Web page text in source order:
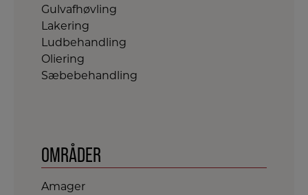
Gulvafhøvling
Lakering
Ludbehandling
Oliering
Sæbebehandling
OMRÅDER
Amager